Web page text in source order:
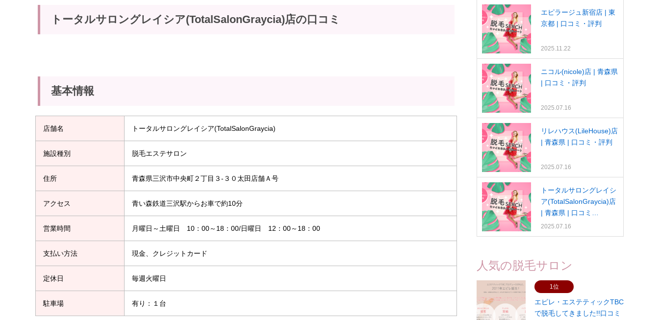
トータルサロングレイシア(TotalSalonGraycia)店の口コミ
基本情報
店舗名 トータルサロングレイシア(TotalSalonGraycia)
施設種別 脱毛エステサロン
住所 青森県三沢市中央町２丁目３-３０太田店舗Ａ号
アクセス 青い森鉄道三沢駅からお車で約10分
営業時間 月曜日～土曜日 10：00～18：00/日曜日 12：00～18：00
支払い方法 現金、クレジットカード
定休日 毎週火曜日
駐車場 有り：１台
エピラージュ新宿店 | 東
京都 | 口コミ・評判
2025.11.22
ニコル(nicole)店 | 青森県
| 口コミ・評判
2025.07.16
リレハウス(LileHouse)店
| 青森県 | 口コミ・評判
2025.07.16
トータルサロングレイシ
ア(TotalSalonGraycia)店
| 青森県 | 口コミ…
2025.07.16
人気の脱毛サロン
1位
エピレ・エステティックTBC
で脱毛してきました!!口コミ